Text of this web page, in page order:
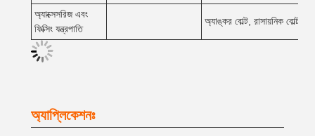
অ্যাক্সেসরিজ এবং
ফিক্সিং যন্ত্রপাতি
অ্যাঙ্কর বোল্ট, রাসায়নিক বোল্ট,
অ্যাপ্লিকেশনঃ